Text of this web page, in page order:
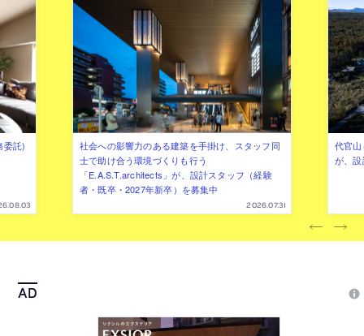
委託)
社会への影響力のある建築を手掛け、スタッフ同
士で助け合う環境づくりも行う
「E.A.S.T.architects」が、設計スタッフ（経験
者・既卒・2027年新卒）を募集中
2026.07.31
代官
が、